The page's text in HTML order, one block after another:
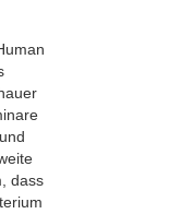
dass